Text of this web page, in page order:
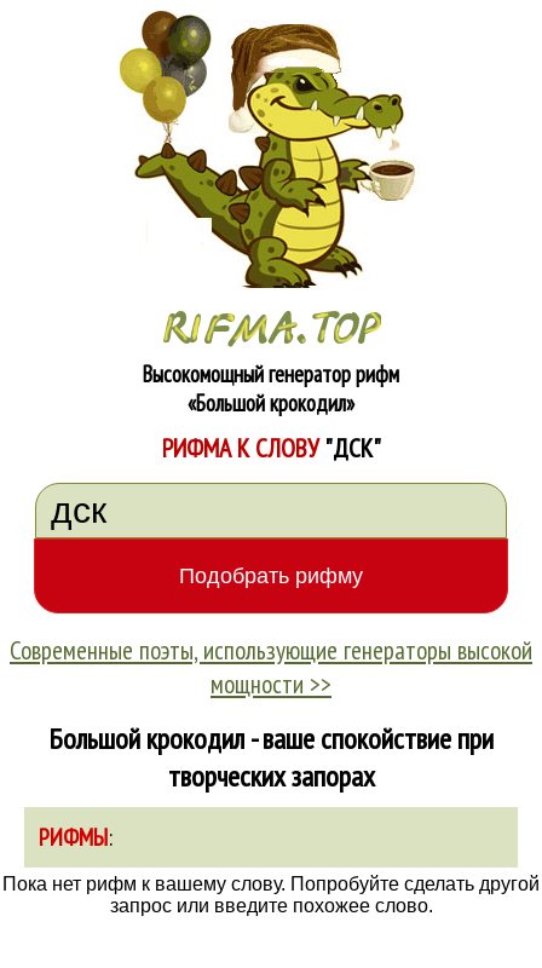
Высокомощный генератор рифм
«Большой крокодил»
РИФМА К СЛОВУ"ДСК"
Современные поэты, использующие генераторы высокой
мощности >>
Большой крокодил - ваше спокойствие при
творческих запорах
РИФМЫ:
Пока нет рифм к вашему слову. Попробуйте сделать другой
запрос или введите похожее слово.